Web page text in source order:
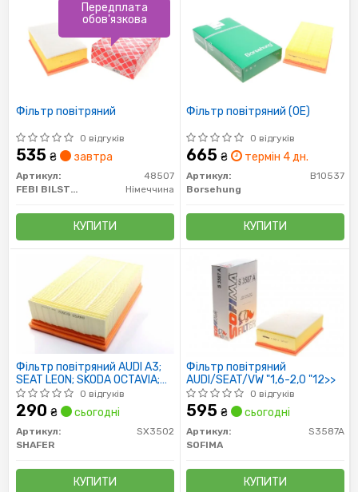
Фільтр повітряний
0 відгуків
535 ₴ завтра
Артикул:
48507
FEBI BILSTEIN
Німеччина
КУПИТИ
Передплата
обов'язкова
Фільтр повітряний (ОЕ)
0 відгуків
665 ₴ термін 4 дн.
Артикул:
B10537
Borsehung
КУПИТИ
Фільтр повітряний AUDI A3;
SEAT LEON; SKODA OCTAVIA;
VW GOLF VI, VII 1.4-2.0D 03.
0 відгуків
290 ₴ сьогодні
Артикул:
SX3502
SHAFER
КУПИТИ
Фільтр повітряний
AUDI/SEAT/VW "1,6-2,0 "12>>
0 відгуків
595 ₴ сьогодні
Артикул:
S3587A
SOFIMA
КУПИТИ